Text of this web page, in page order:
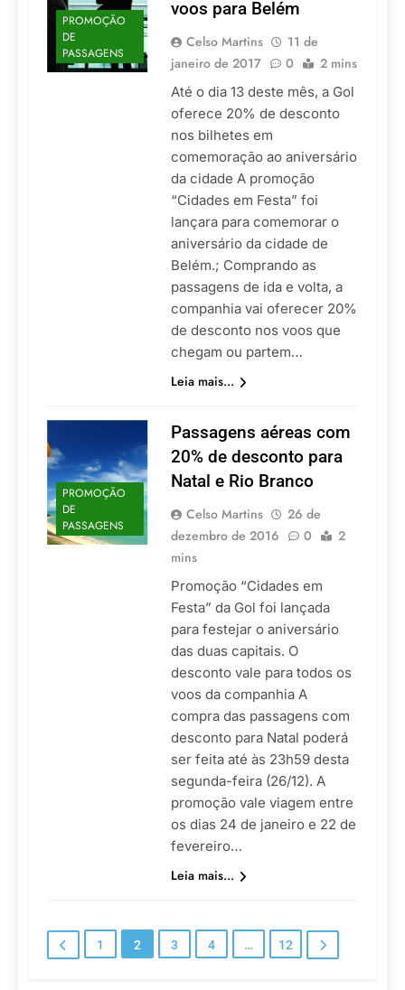
PROMOÇÃO
DE
PASSAGENS
voos para Belém
Celso Martins
11 de
janeiro de 2017
0 2 mins
Até o dia 13 deste mês, a Gol
oferece 20% de desconto
nos bilhetes em
comemoração ao aniversário
da cidade A promoção
“Cidades em Festa” foi
lançara para comemorar o
aniversário da cidade de
Belém.; Comprando as
passagens de ida e volta, a
companhia vai oferecer 20%
de desconto nos voos que
chegam ou partem…
Leia mais...
PROMOÇÃO
DE
PASSAGENS
Passagens aéreas com
20% de desconto para
Natal e Rio Branco
Celso Martins
26 de
dezembro de 2016
0
2
mins
Promoção “Cidades em
Festa” da Gol foi lançada
para festejar o aniversário
das duas capitais. O
desconto vale para todos os
voos da companhia A
compra das passagens com
desconto para Natal poderá
ser feita até às 23h59 desta
segunda-feira (26/12). A
promoção vale viagem entre
os dias 24 de janeiro e 22 de
fevereiro…
Leia mais...
1 2 3 4 … 12